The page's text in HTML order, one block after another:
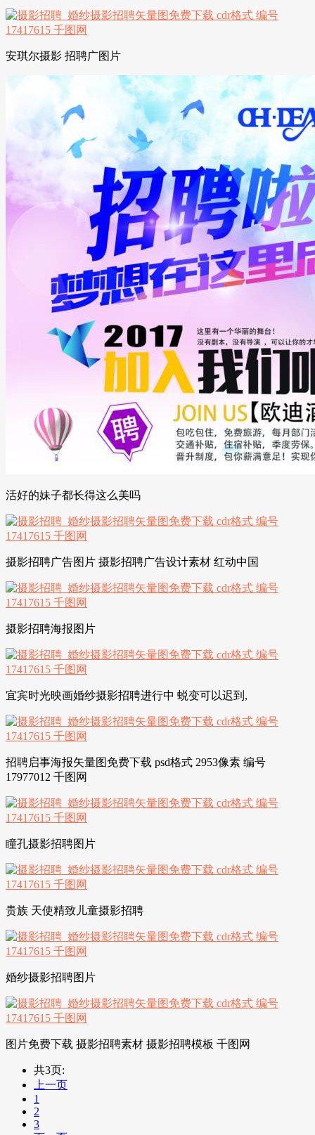
安琪尔摄影 招聘广图片
活好的妹子都长得这么美吗
摄影招聘广告图片 摄影招聘广告设计素材 红动中国
摄影招聘海报图片
宜宾时光映画婚纱摄影招聘进行中 蜕变可以迟到,
招聘启事海报矢量图免费下载 psd格式 2953像素 编号
17977012 千图网
瞳孔摄影招聘图片
贵族 天使精致儿童摄影招聘
婚纱摄影招聘图片
图片免费下载 摄影招聘素材 摄影招聘模板 千图网
共3页:
上一页
1
2
3